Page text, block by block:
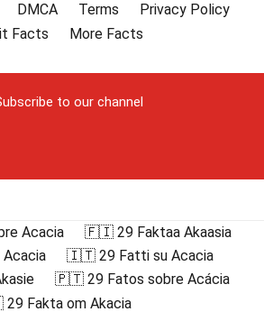
DMCA Terms
Privacy Policy
Facts
More Facts
to our channel
Acacia
🇫🇮 29 Faktaa Akaasia
🇮🇹 29 Fatti su Acacia
🇵🇹 29 Fatos sobre Acácia
Fakta om Akacia